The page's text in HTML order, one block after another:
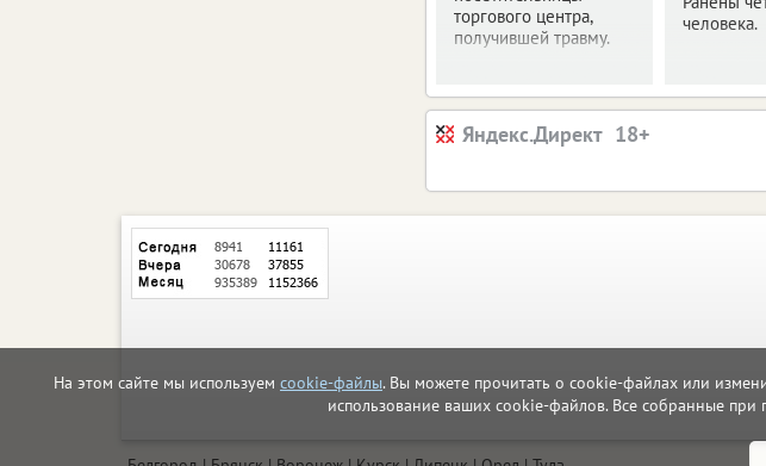
На этом сайте мы используем cookie-файлы. Вы можете прочитать о cookie-файлах или
использование ваших cookie-файлов. Все собранные
торгового центра,
получившей травму.
человека.
Яндекс.Директ